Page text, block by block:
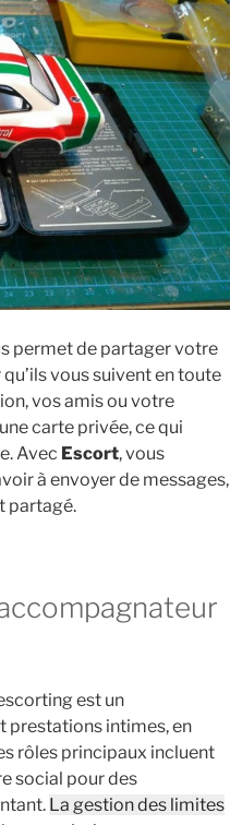
permet de partager votre
vous suivent en toute
vos amis ou votre
carte privée, ce qui
Avec Escort, vous
à envoyer de messages,
partagé.
est un
prestations intimes, en
rôles principaux incluent
social pour des
La gestion des limites